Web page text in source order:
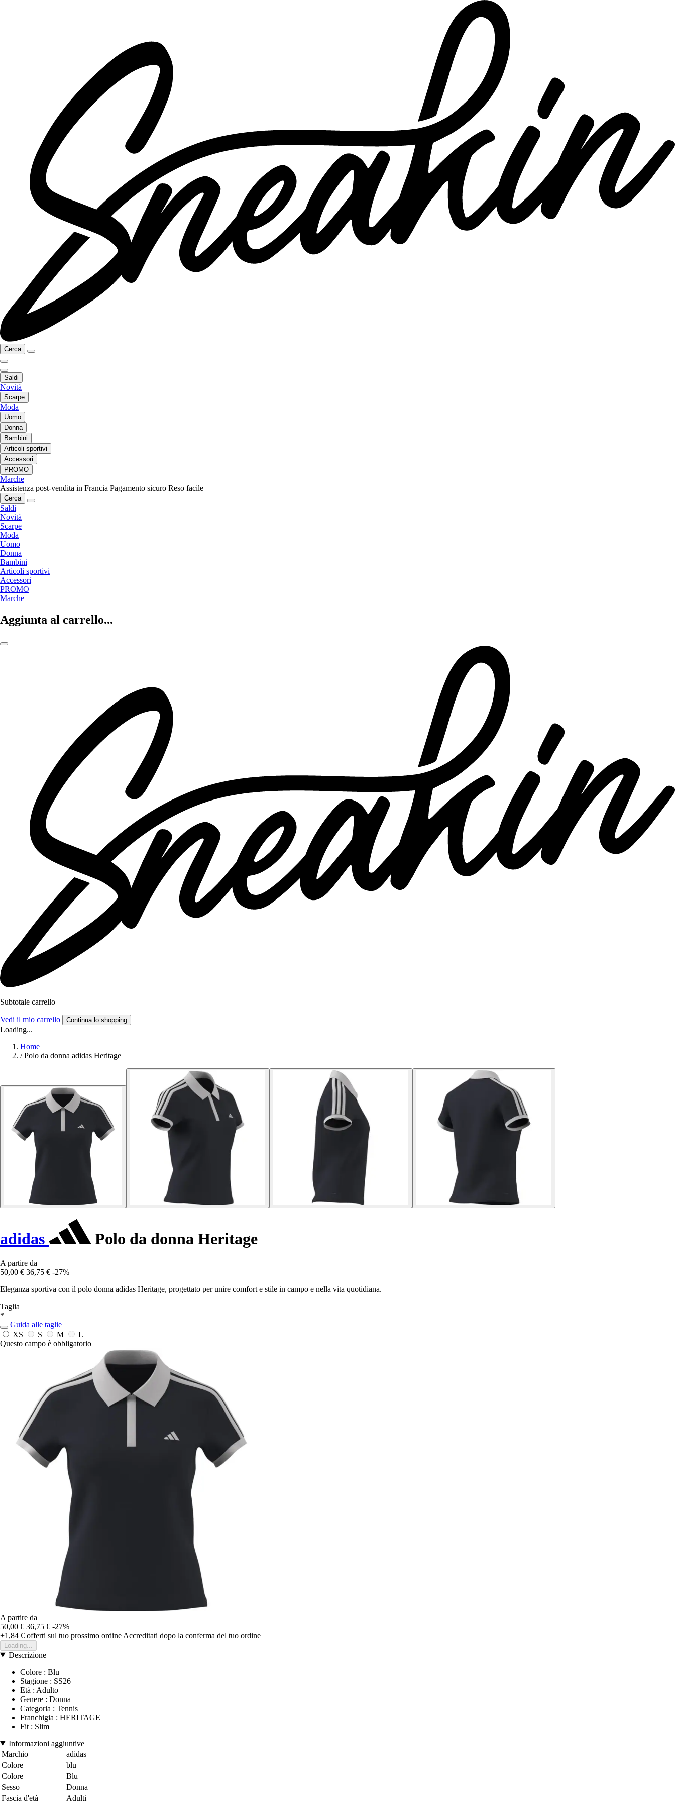
Cerca
Saldi
Novità
Scarpe
Moda
Uomo
Donna
Bambini
Articoli sportivi
Accessori
PROMO
Marche
Assistenza post-vendita in Francia Pagamento sicuro Reso facile
Cerca
Saldi
Novità
Scarpe
Moda
Uomo
Donna
Bambini
Articoli sportivi
Accessori
PROMO
Marche
Aggiunta al carrello...
Subtotale carrello
Vedi il mio carrello Continua lo shopping
Loading...
Home
/ Polo da donna adidas Heritage
adidas Polo da donna Heritage
A partire da
50,00 € 36,75 € -27%
Eleganza sportiva con il polo donna adidas Heritage, progettato per unire comfort e stile in campo e nella vita quotidiana.
Taglia
*
Guida alle taglie
XS
S M
L
Questo campo è obbligatorio
A partire da
50,00 € 36,75 € -27%
+1,84 € offerti sul tuo prossimo ordine Accreditati dopo la conferma del tuo ordine
Loading...
Descrizione
Colore : Blu
Stagione : SS26
Età : Adulto
Genere : Donna
Categoria : Tennis
Franchigia : HERITAGE
Fit : Slim
Informazioni aggiuntive
Marchio
adidas
Colore
blu
Colore
Blu
Sesso
Donna
Fascia d'età
Adulti